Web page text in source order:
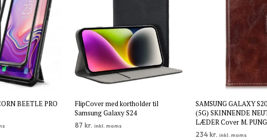
BEETLE PRO
FlipCover med kortholder til
Samsung Galaxy S24
87 kr. inkl. moms
SAMSUNG GALAXY
(5G) SKINNENDE
LÆDER Cover M.
234 kr. inkl. moms